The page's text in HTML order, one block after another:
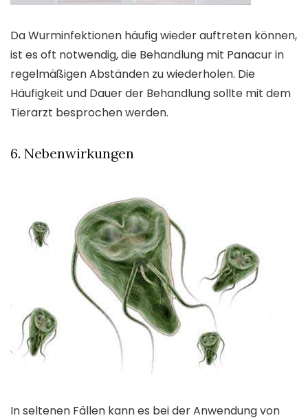
Da Wurminfektionen häufig wieder auftreten können,
ist es oft notwendig, die Behandlung mit Panacur in
regelmäßigen Abständen zu wiederholen. Die
Häufigkeit und Dauer der Behandlung sollte mit dem
Tierarzt besprochen werden.
6. Nebenwirkungen
In seltenen Fällen kann es bei der Anwendung von